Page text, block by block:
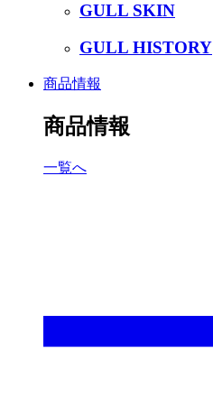
GULL SKIN
GULL HISTORY
商品情報
商品情報
一覧へ